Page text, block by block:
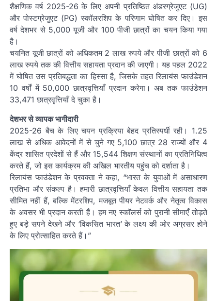
शैक्षणिक वर्ष 2025-26 के लिए अपनी प्रतिष्ठित अंडरग्रेजुएट (UG)
और पोस्टग्रेजुएट (PG) स्कॉलरशिप के परिणाम घोषित कर दिए। इस
वर्ष देशभर से 5,000 यूजी और 100 पीजी छात्रों का चयन किया गया
है।
चयनित यूजी छात्रों को अधिकतम 2 लाख रुपये और पीजी छात्रों को 6
लाख रुपये तक की वित्तीय सहायता प्रदान की जाएगी। यह पहल 2022
में घोषित उस प्रतिबद्धता का हिस्सा है, जिसके तहत रिलायंस फाउंडेशन
10 वर्षों में 50,000 छात्रवृत्तियाँ प्रदान करेगा। अब तक फाउंडेशन
33,471 छात्रवृत्तियाँ दे चुका है।
देशभर से व्यापक भागीदारी
2025-26 बैच के लिए चयन प्रक्रिया बेहद प्रतिस्पर्धी रही। 1.25
लाख से अधिक आवेदनों में से चुने गए 5,100 छात्र 28 राज्यों और 4
केंद्र शासित प्रदेशों से हैं और 15,544 शिक्षण संस्थानों का प्रतिनिधित्व
करते हैं, जो इस कार्यक्रम की अखिल भारतीय पहुंच को दर्शाता है।
रिलायंस फाउंडेशन के प्रवक्ता ने कहा, “भारत के युवाओं में असाधारण
प्रतिभा और संकल्प है। हमारी छात्रवृत्तियाँ केवल वित्तीय सहायता तक
सीमित नहीं हैं, बल्कि मेंटरशिप, मजबूत पीयर नेटवर्क और नेतृत्व विकास
के अवसर भी प्रदान करती हैं। हम नए स्कॉलर्स को पुरानी सीमाएँ तोड़ते
हुए बड़े सपने देखने और ‘विकसित भारत’ के लक्ष्य की ओर अग्रसर होने
के लिए प्रोत्साहित करते हैं।”